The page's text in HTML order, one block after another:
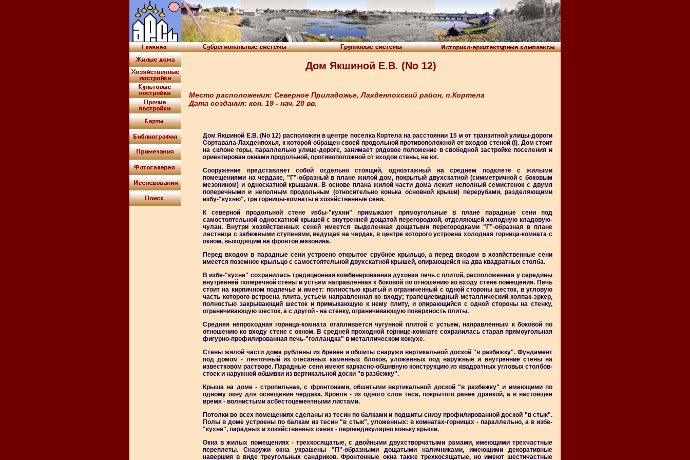
Дом Якшиной Е.В. (Nо 12)
Место расположения: Северное Приладожье, Лахденпохский район, п.Кортела
Дата создания: кон. 19 - нач. 20 вв.
Дом Якшиной Е.В. (Nо 12) расположен в центре поселка Кортела на расстоянии 15 м от транзитной улицы-дороги
Сортавала-Лахденпохья, к которой обращен своей продольной противоположной от входов стеной (i). Дом стоит
на склоне горы, параллельно улице-дороге, занимает рядовое положение в свободной застройке поселения и
ориентирован окнами продольной, противоположной от входов стены, на юг.
Сооружение представляет собой отдельно стоящий, одноэтажный на среднем подклете с жилыми
помещениями на чердаке, "Г"-образный в плане жилой дом, покрытый двухскатной (симметричной с боковым
мезонином) и односкатной крышами. В основе плана жилой части дома лежит неполный семистенок с двумя
поперечными и неполным продольным (относительно конька основной крыши) перерубами, разделяющими
избу-"кухню", три горницы-комнаты и хозяйственные сени.
К северной продольной стене избы-"кухни" примыкают прямоугольные в плане парадные сени под
самостоятельной односкатной крышей с внутренней дощатой перегородкой, отделяющей холодную кладовую-
чулан. Внутри хозяйственных сеней имеется выделенная дощатыми перегородками "Г"-образная в плане
лестница с забежными ступенями, ведущая на чердак, в центре которого устроена холодная горница-комната с
окном, выходящим на фронтон мезонина.
Перед входом в парадные сени устроено открытое срубное крыльцо, а перед входом в хозяйственные сени
имеется поземное крыльцо с самостоятельной двухскатной крышей, опирающейся на два квадратных столба.
В избе-"кухне" сохранилась традиционная комбинированная духовая печь с плитой, расположенная у середины
внутренней поперечной стены и устьем направленная к боковой по отношению ко входу стене помещения. Печь
стоит на кирпичном подпечье и имеет: полностью крытый и ограниченный с одной стороны шесток, в угловую
часть которого встроена плита, устьем направленная ко входу; трапециевидный металлический колпак-эркер,
полностью закрывающий шесток и примыкающую к нему плиту, и опирающийся с одной стороны на стенку,
ограничивающую шесток, а с другой - на стенку, ограничивающую поверхность плиты.
Средняя непроходная горница-комната отапливается чугунной плитой с устьем, направленным к боковой по
отношению ко входу стене с окном. В средней проходной горнице-комнате сохранилась старая прямоугольная
фигурно-профилированная печь-"голландка" в металлическом кожухе.
Стены жилой части дома рублены из бревен и обшиты снаружи вертикальной доской "в разбежку". Фундамент
под домом - ленточный из отесанных каменных блоков, уложенных под наружные и внутренние стены на
известковом растворе. Парадные сени имеют каркасно-обшивную конструкцию из квадратных угловых столбов-
стоек и наружной обшивки из вертикальной доски "в разбежку".
Крыша на доме - стропильная, с фронтонами, обшитыми вертикальной доской "в разбежку" и имеющими по
одному окну для освещения чердака. Кровля - из одного слоя теса, покрытого ранее дранкой, а в настоящее
время - волнистыми асбестоцементными листами.
Потолки во всех помещениях сделаны из тесин по балками и подшиты снизу профилированной доской "в стык".
Полы в доме устроены по балкам из тесин "в стык", уложенных: в комнатах-горницах - параллельно, а в избе-
"кухне", парадных и хозяйственных сенях - перпендикулярно коньку крыши.
Окна в жилых помещениях - трехкосящатые, с двойными двухстворчатыми рамами, имеющими трехчастные
переплеты. Снаружи окна украшены "П"-образными дощатыми наличниками, имеющими декоративные
навершия в виде треугольных сандриков. Фронтонные окна также трехкосящатые, но имеют шестичастные